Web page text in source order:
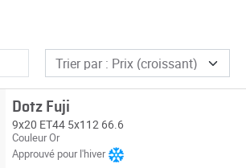
Dotz Fuji
9x20 ET44 5x112 66.6
Couleur Or
Approuvé pour l'hiver